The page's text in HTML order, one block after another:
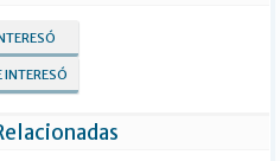
INTERESÓ